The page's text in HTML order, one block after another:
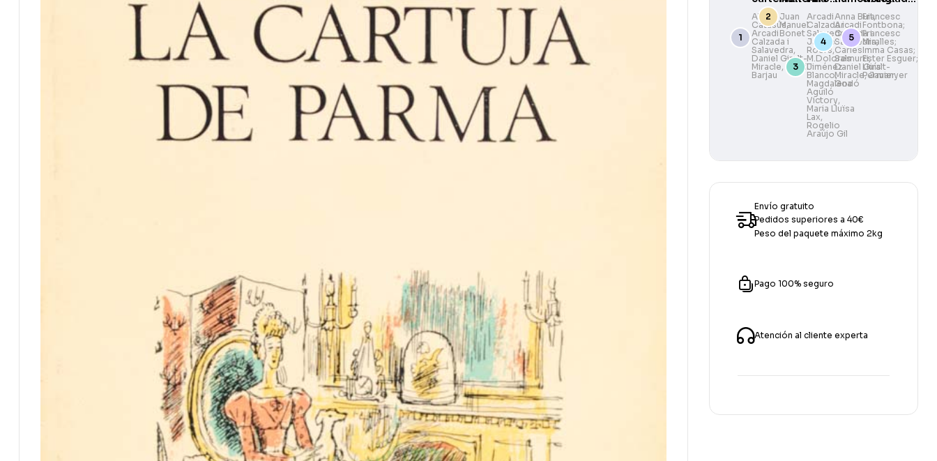
de Ramon
Casas
Aleix
Catasús,
Arcadi
Calzada i
Salavedra,
Daniel Giralt-
Miracle, Santil
Barjau
Juan
Manuel
Bonet
Paisatges
Arcadi
Calzada i
Salavedra ,
Jaume
Roers,
M.Dolores
Jiménez-
Blanco,
Magdalena
Aguiló
Victory,
Maria Lluïsa
Lax,
Rogelio
Araújo Gil
i
il·lustradors
de La
Vanguardia
1881–2006
Anna Buit,
Arcadi
Calzada i
Salavedra,
Carles
Salmurri,
Daniel Giralt-
Miracle,Javier
Godó
Camarasa
Francesc
Fontbona;
Francesc
Miralles;
Imma Casas;
Ester Esguer;
Lluís
Permanyer
Envío gratuito
Pedidos superiores a 40€
Peso del paquete máximo 2kg
Pago 100% seguro
Atención al cliente experta